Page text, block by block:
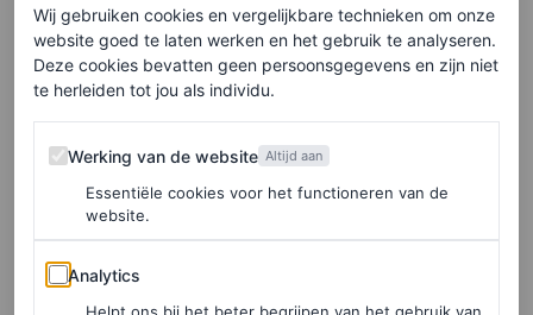
©GETTY IMAGES
/25
Bij Balmoral Castle met een van haar Corgi's in
september 1952.
Wij gebruiken cookies en vergelijkbare technieken om onze
website goed te laten werken en het gebruik te analyseren.
Deze cookies bevatten geen persoonsgegevens en zijn niet
te herleiden tot jou als individu.
Werking van de website
Werking van de website Altijd aan
Essentiële cookies voor het functioneren van de
website.
Analytics
Analytics